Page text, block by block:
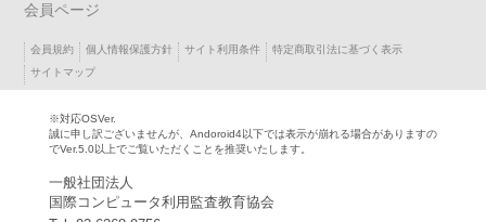
会員ページ
会員規約 個人情報保護方針 サイト利用条件
特定商取引法に基づく表示
サイトマップ
※対応OSVer.
誠に申し訳ございませんが、Andoroid4以下では表示が崩れる場合がありますの
でVer.5.0以上でご覧いただくことを推奨いたします。
一般社団法人
国際コンピュータ利用監査教育協会